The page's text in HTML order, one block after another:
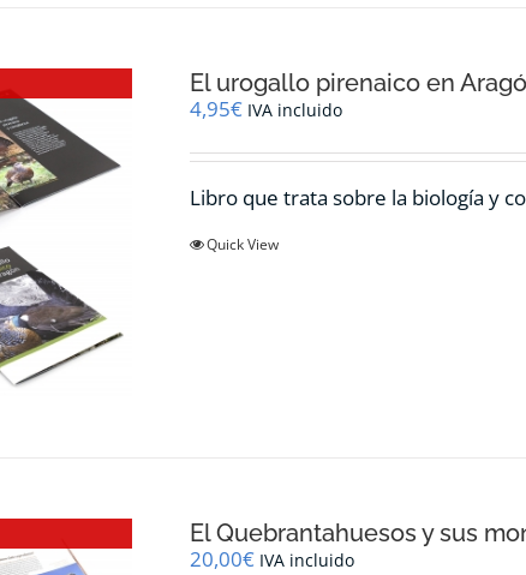
El urogallo pirenaico en
4,95€ IVA incluido
Libro que trata sobre la biología y
Quick View
El Quebrantahuesos y sus
20,00€ IVA incluido